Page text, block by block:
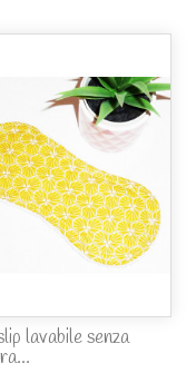
lavabile senza